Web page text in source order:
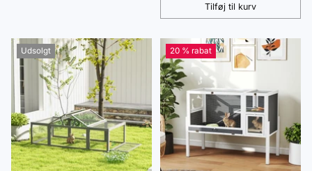
Tilføj til kurv
Antal
Udsolgt 20 % rabat